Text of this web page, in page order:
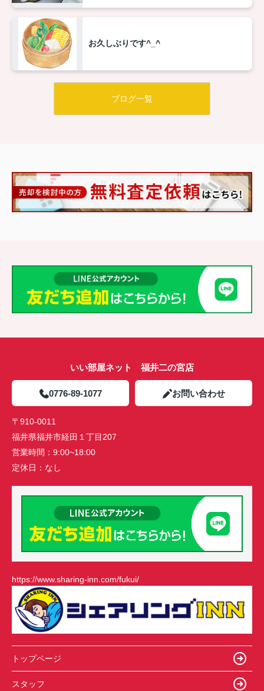
お久しぶりです^_^
ブログ一覧
いい部屋ネット 福井二の宮店
0776-89-1077 お問い合わせ
〒910-0011
福井県福井市経田１丁目207
営業時間： 9:00~18:00
定休日： なし
https://www.sharing-inn.com/fukui/
トップページ
スタッフ